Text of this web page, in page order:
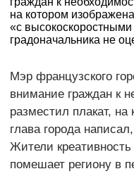
на котором
«с
градоначальника не
Мэр французского
внимание граждан к
разместил плакат,
глава города
Жители
помешает региону в